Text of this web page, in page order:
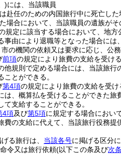
)には、当該職員
赴任のための内国旅行中に死亡し
場合において、当該職員の遺族が
規定に該当する場合において、地方
事由により退職等となった場合には、
の機関の依頼又は要求に応じ、公
前項の規定により旅費の支給を受け
他規則で定める場合には、当該旅
とができる。
第4項の規定により旅費の支給を受
は、概算払を受けることができた旅
て支給することができる。
4項及び第5項に規定する場合におい
費の支給に代えて、当該旅行役務提
る旅行は、 当該各号に掲げる区分
令又は旅行依頼(以下この条及び次条